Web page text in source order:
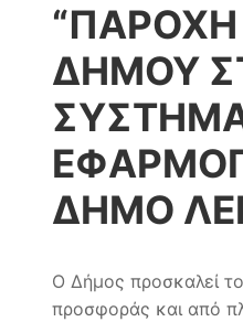
ΔΗΜΟΥ
ΔΗΜΟ
Ο Δήμος προσκαλεί
προσφοράς και από